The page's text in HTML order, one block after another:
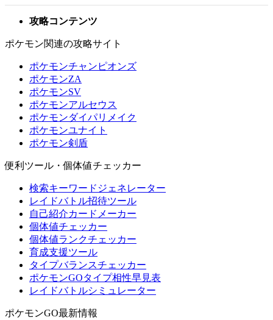
攻略コンテンツ
ポケモン関連の攻略サイト
ポケモンチャンピオンズ
ポケモンZA
ポケモンSV
ポケモンアルセウス
ポケモンダイパリメイク
ポケモンユナイト
ポケモン剣盾
便利ツール・個体値チェッカー
検索キーワードジェネレーター
レイドバトル招待ツール
自己紹介カードメーカー
個体値チェッカー
個体値ランクチェッカー
育成支援ツール
タイプバランスチェッカー
ポケモンGOタイプ相性早見表
レイドバトルシミュレーター
ポケモンGO最新情報